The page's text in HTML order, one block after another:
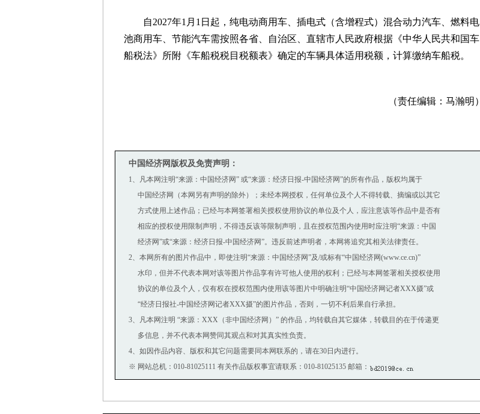
自2027年1月1日起，纯电动商用车、插电式（含增程式）混合动力汽车、燃料电
池商用车、节能汽车需按照各省、自治区、直辖市人民政府根据《中华人民共和国车
船税法》所附《车船税税目税额表》确定的车辆具体适用税额，计算缴纳车船税。
（责任编辑：马瀚明）
中国经济网版权及免责声明：
1、凡本网注明“来源：中国经济网” 或“来源：经济日报-中国经济网”的所有作品，版权均属于
中国经济网（本网另有声明的除外）；未经本网授权，任何单位及个人不得转载、摘编或以其它
方式使用上述作品；已经与本网签署相关授权使用协议的单位及个人，应注意该等作品中是否有
相应的授权使用限制声明，不得违反该等限制声明，且在授权范围内使用时应注明“来源：中国
经济网”或“来源：经济日报-中国经济网”。违反前述声明者，本网将追究其相关法律责任。
2、本网所有的图片作品中，即使注明“来源：中国经济网”及/或标有“中国经济网(www.ce.cn)”
水印，但并不代表本网对该等图片作品享有许可他人使用的权利；已经与本网签署相关授权使用
协议的单位及个人，仅有权在授权范围内使用该等图片中明确注明“中国经济网记者XXX摄”或
“经济日报社-中国经济网记者XXX摄”的图片作品，否则，一切不利后果自行承担。
3、凡本网注明 “来源：XXX（非中国经济网）” 的作品，均转载自其它媒体，转载目的在于传递更
多信息，并不代表本网赞同其观点和对其真实性负责。
4、如因作品内容、版权和其它问题需要同本网联系的，请在30日内进行。
※ 网站总机：010-81025111 有关作品版权事宜请联系：010-81025135 邮箱：